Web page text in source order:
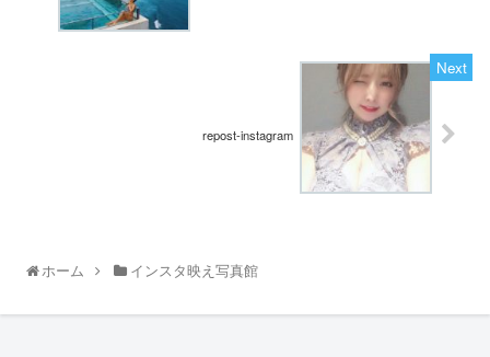
repost-instagram
ホーム インスタ映え写真館